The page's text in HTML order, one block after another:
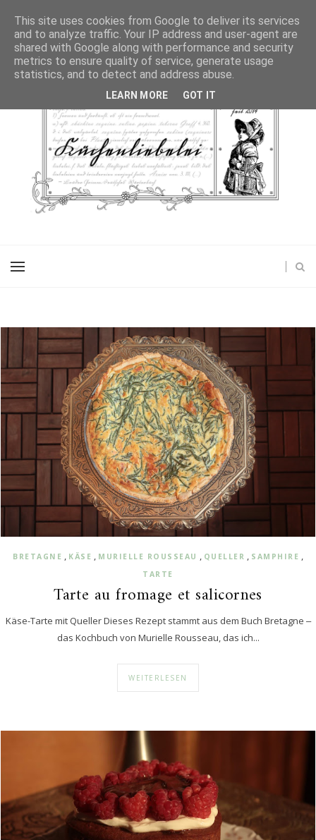
BRETAGNE , KÄSE , MURIELLE ROUSSEAU , QUELLER , SAMPHIRE ,
TARTE
Tarte au fromage et salicornes
Käse-Tarte mit Queller Dieses Rezept stammt aus dem Buch Bretagne ‒
das Kochbuch von Murielle Rousseau, das ich...
WEITERLESEN
This site uses cookies from Google to deliver its services
and to analyze traffic. Your IP address and user-agent are
shared with Google along with performance and security
metrics to ensure quality of service, generate usage
statistics, and to detect and address abuse.
LEARN MORE GOT IT